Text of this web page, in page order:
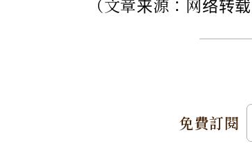
（文章来源：网络转载
免費訂閱